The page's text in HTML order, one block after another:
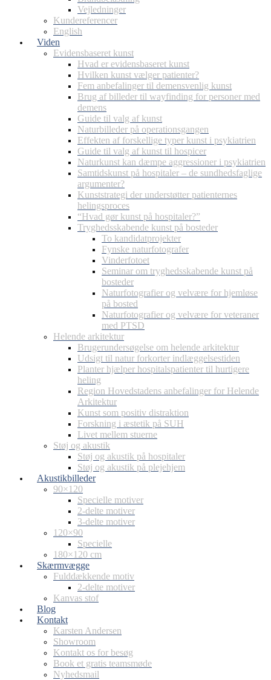
Vejledninger
Kundereferencer
English
Viden
Evidensbaseret kunst
Hvad er evidensbaseret kunst
Hvilken kunst vælger patienter?
Fem anbefalinger til demensvenlig kunst
Brug af billeder til wayfinding for personer med
demens
Guide til valg af kunst
Naturbilleder på operationsgangen
Effekten af forskellige typer kunst i psykiatrien
Guide til valg af kunst til hospicer
Naturkunst kan dæmpe aggressioner i psykiatrien
Samtidskunst på hospitaler – de sundhedsfaglige
argumenter?
Kunststrategi der understøtter patienternes
helingsproces
“Hvad gør kunst på hospitaler?”
Tryghedsskabende kunst på bosteder
To kandidatprojekter
Fynske naturfotografer
Vinderfotoet
Seminar om tryghedsskabende kunst på
bosteder
Naturfotografier og velvære for hjemløse
på bosted
Naturfotografier og velvære for veteraner
med PTSD
Helende arkitektur
Brugerundersøgelse om helende arkitektur
Udsigt til natur forkorter indlæggelsestiden
Planter hjælper hospitalspatienter til hurtigere
heling
Region Hovedstadens anbefalinger for Helende
Arkitektur
Kunst som positiv distraktion
Forskning i æstetik på SUH
Livet mellem stuerne
Støj og akustik
Støj og akustik på hospitaler
Støj og akustik på plejehjem
Akustikbilleder
90×120
Specielle motiver
2-delte motiver
3-delte motiver
120×90
Specielle
180×120 cm
Skærmvægge
Fulddækkende motiv
2-delte motiver
Kanvas stof
Blog
Kontakt
Karsten Andersen
Showroom
Kontakt os for besøg
Book et gratis teamsmøde
Nyhedsmail